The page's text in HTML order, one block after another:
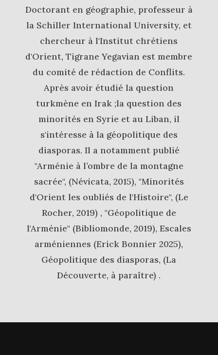
Doctorant en géographie, professeur à
la Schiller International University, et
chercheur à l'Institut chrétiens
d'Orient, Tigrane Yegavian est membre
du comité de rédaction de Conflits.
Après avoir étudié la question
turkmène en Irak ;la question des
minorités en Syrie et au Liban, il
s'intéresse à la géopolitique des
diasporas. Il a notamment publié
"Arménie à l’ombre de la montagne
sacrée", (Névicata, 2015), "Minorités
d'Orient les oubliés de l'Histoire", (Le
Rocher, 2019) , "Géopolitique de
l'Arménie" (Bibliomonde, 2019), Escales
arméniennes (Erick Bonnier 2025),
Géopolitique des diasporas, (La
Découverte, à paraître) .